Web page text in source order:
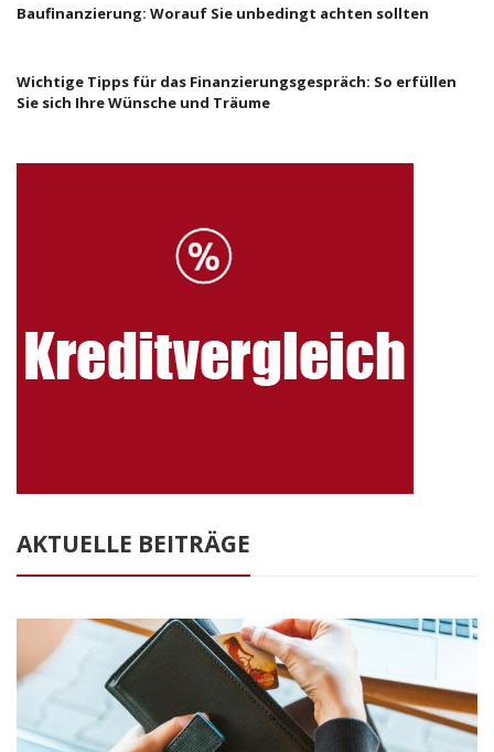
Baufinanzierung: Worauf Sie unbedingt achten sollten
Wichtige Tipps für das Finanzierungsgespräch: So erfüllen
Sie sich Ihre Wünsche und Träume
AKTUELLE BEITRÄGE